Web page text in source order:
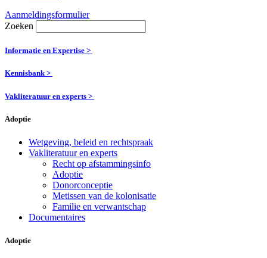
Aanmeldingsformulier
Zoeken
Informatie en Expertise >
Kennisbank >
Vakliteratuur en experts >
Adoptie
Wetgeving, beleid en rechtspraak
Vakliteratuur en experts
Recht op afstammingsinfo
Adoptie
Donorconceptie
Metissen van de kolonisatie
Familie en verwantschap
Documentaires
Adoptie